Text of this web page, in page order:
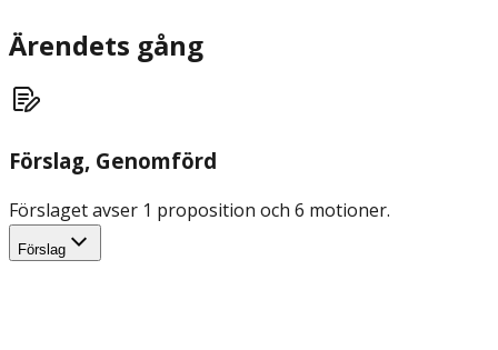
Ärendets gång
Förslag, Genomförd
Förslaget avser 1 proposition och 6 motioner.
Förslag